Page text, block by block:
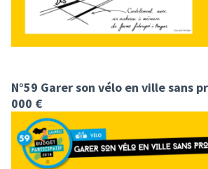
N°59 Garer son vélo en ville sans
000 €